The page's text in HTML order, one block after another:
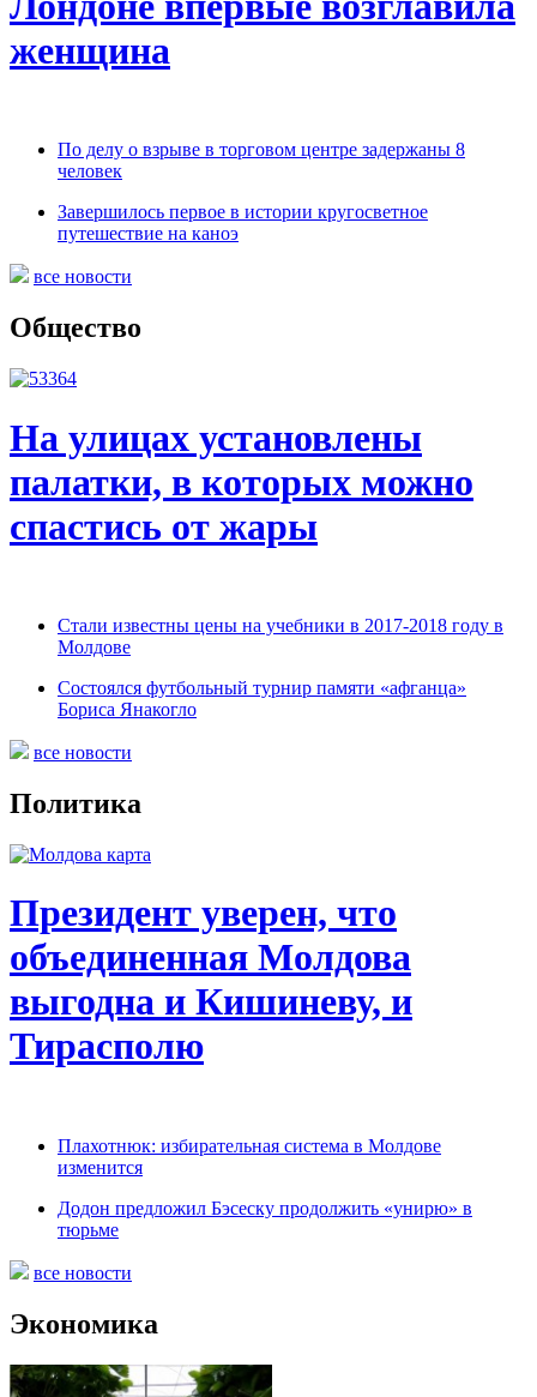
женщина
По делу о взрыве в торговом центре задержаны 8
человек
Завершилось первое в истории кругосветное
путешествие на каноэ
все новости
Общество
На улицах установлены
палатки, в которых можно
спастись от жары
Стали известны цены на учебники в 2017-2018 году в
Молдове
Состоялся футбольный турнир памяти «афганца»
Бориса Янакогло
все новости
Политика
Президент уверен, что
объединенная Молдова
выгодна и Кишиневу, и
Тирасполю
Плахотнюк: избирательная система в Молдове
изменится
Додон предложил Бэсеску продолжить «унирю» в
тюрьме
все новости
Экономика